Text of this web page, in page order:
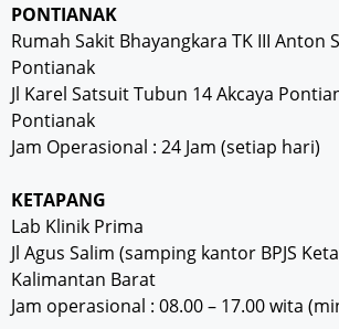
PONTIANAK
Rumah Sakit Bhayangkara TK III Anton
Pontianak
Jl Karel Satsuit Tubun 14 Akcaya
Pontianak
Jam Operasional : 24 Jam (setiap hari)
KETAPANG
Lab Klinik Prima
Jl Agus Salim (samping kantor BPJS
Kalimantan Barat
Jam operasional : 08.00 – 17.00 wita